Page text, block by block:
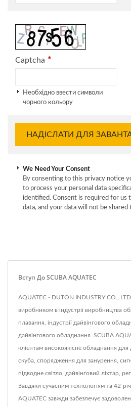
Captcha *
Необхідно ввести символи
чорного кольору
We Need Your Consent
By consenting to this privacy notice
to process your personal data
identified. Consent is required for us
data, and your data will not be
Вступ До SCUBA AQUATEC
AQUATEC - DUTON INDUSTRY CO.,
виробником в індустрії виробництва
плавання, індустрії дайвінгового
дайвінгового обладнання. SCUBA
клієнтам високоякісне обладнання
скуба, спорядження для занурення,
підводне світло, дайвінговий ліхтар,
Завдяки сучасним технологіям та 42-
AQUATEC завжди забезпечує